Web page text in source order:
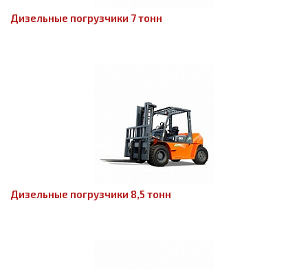
Дизельные погрузчики 7 тонн
Дизельные погрузчики 8,5 тонн